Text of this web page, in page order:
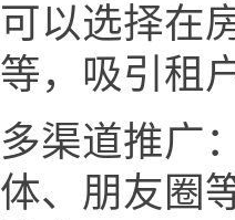
可以选择在
等，吸引租
多渠道推广
体、朋友圈